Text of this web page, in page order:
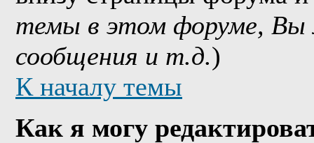
темы в этом форуме,
сообщения и т.д.)
К началу темы
Как я могу